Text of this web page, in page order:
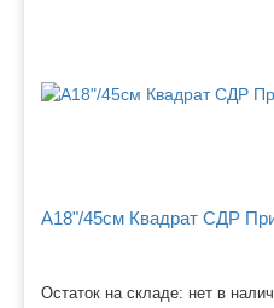
A18"/45см Квадрат СДР
Остаток на складе: нет в